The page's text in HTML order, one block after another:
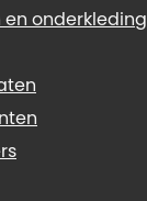
en onderkleding